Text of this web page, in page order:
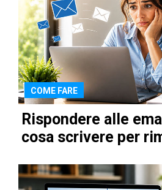
COME FARE
Rispondere alle
cosa scrivere per